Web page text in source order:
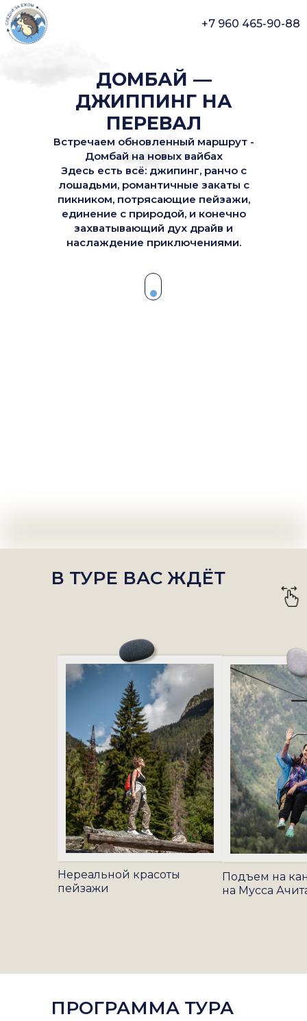
+7 960 465-90-88
ДОМБАЙ —
ДЖИППИНГ НА
ПЕРЕВАЛ
Встречаем обновленный маршрут -
Домбай на новых вайбах
Здесь есть всё: джипинг, ранчо с
лошадьми, романтичные закаты с
пикником, потрясающие пейзажи,
единение с природой, и конечно
захватывающий дух драйв и
наслаждение приключениями.
В ТУРЕ ВАС ЖДЁТ
Нереальной красоты
пейзажи
Подъем на
на Мусса
ПРОГРАММА ТУРА